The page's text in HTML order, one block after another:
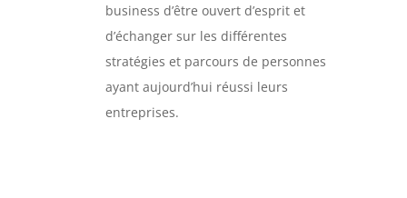
business d’être ouvert d’esprit et
d’échanger sur les différentes
stratégies et parcours de personnes
ayant aujourd’hui réussi leurs
entreprises.